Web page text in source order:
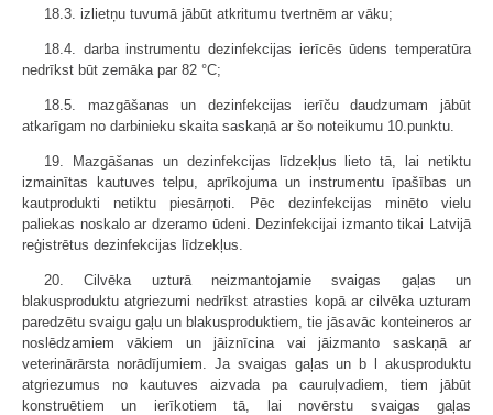
18.3. izlietņu tuvumā jābūt atkritumu tvertnēm ar vāku;
18.4. darba instrumentu dezinfekcijas ierīcēs ūdens temperatūra
nedrīkst būt zemāka par 82 °C;
18.5. mazgāšanas un dezinfekcijas ierīču daudzumam jābūt
atkarīgam no darbinieku skaita saskaņā ar šo noteikumu 10.punktu.
19. Mazgāšanas un dezinfekcijas līdzekļus lieto tā, lai netiktu
izmainītas kautuves telpu, aprīkojuma un instrumentu īpašības un
kautprodukti netiktu piesārņoti. Pēc dezinfekcijas minēto vielu
paliekas noskalo ar dzeramo ūdeni. Dezinfekcijai izmanto tikai Latvijā
reģistrētus dezinfekcijas līdzekļus.
20. Cilvēka uzturā neizmantojamie svaigas gaļas un
blakusproduktu atgriezumi nedrīkst atrasties kopā ar cilvēka uzturam
paredzētu svaigu gaļu un blakusproduktiem, tie jāsavāc konteineros ar
noslēdzamiem vākiem un jāiznīcina vai jāizmanto saskaņā ar
veterinārārsta norādījumiem. Ja svaigas gaļas un b l akusproduktu
atgriezumus no kautuves aizvada pa cauruļvadiem, tiem jābūt
konstruētiem un ierīkotiem tā, lai novērstu svaigas gaļas